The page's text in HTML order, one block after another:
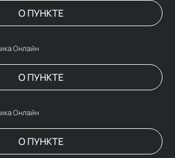
О ПУНКТЕ
Онлайн
О ПУНКТЕ
Онлайн
О ПУНКТЕ